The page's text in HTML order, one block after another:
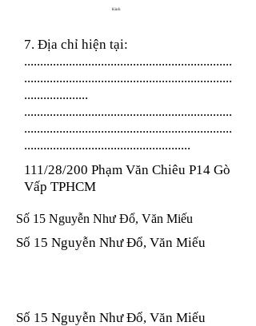
Kinh
7. Địa chỉ hiện tại:
.................................................................
.................................................................
....................
.................................................................
.................................................................
....................................................
111/28/200 Phạm Văn Chiêu P14 Gò
Vấp TPHCM
Số 15 Nguyễn Như Đổ, Văn Miếu
Số 15 Nguyễn Như Đổ, Văn Miếu
Số 15 Nguyễn Như Đổ, Văn Miếu